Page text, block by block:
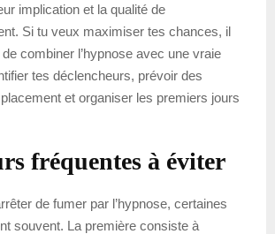
implication et la qualité de
Si tu veux maximiser tes chances, il
combiner l’hypnose avec une vraie
tes déclencheurs, prévoir des
et organiser les premiers jours
fréquentes à éviter
de fumer par l’hypnose, certaines
souvent. La première consiste à